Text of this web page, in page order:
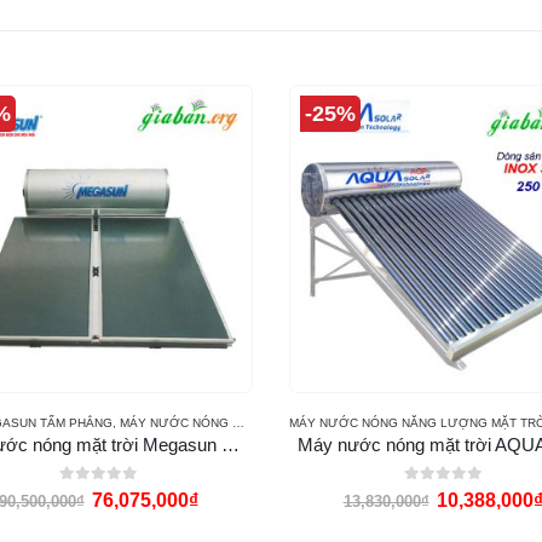
THÁI DƯƠNG NĂNG ECO
TẤM PHẲNG MÁY NƯỚC NÓNG MẶT TRỜI MEGASUN
Máy nước nóng mặt trời Megasun MGS1000CA
0 out of 5
₫ 76,075,000₫
-25%
Máy nước nóng mặt trời
0 out of 5
13,830,000₫ 10,388,000₫